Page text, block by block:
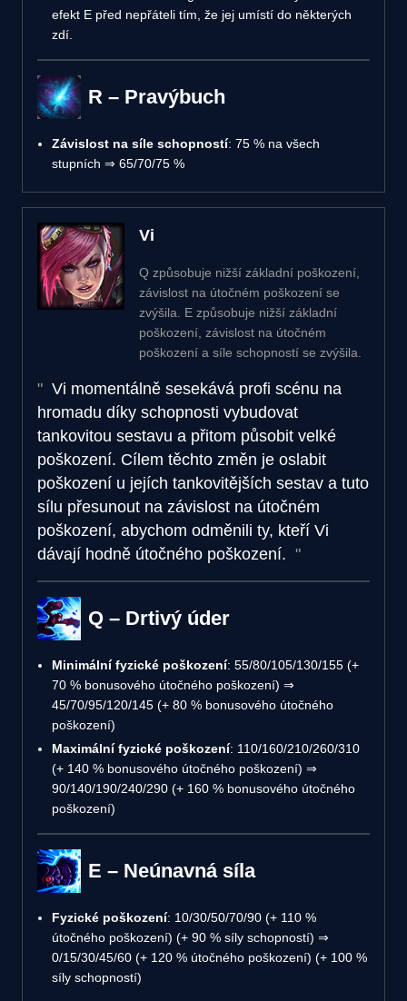
efekt E před nepřáteli tím, že jej umístí do některých
zdí.
R – Pravýbuch
Závislost na síle schopností: 75 % na všech
stupních ⇒ 65/70/75 %
Vi
Q způsobuje nižší základní poškození,
závislost na útočném poškození se
zvýšila. E způsobuje nižší základní
poškození, závislost na útočném
poškození a síle schopností se zvýšila.
Vi momentálně sesekává profi scénu na
hromadu díky schopnosti vybudovat
tankovitou sestavu a přitom působit velké
poškození. Cílem těchto změn je oslabit
poškození u jejích tankovitějších sestav a tuto
sílu přesunout na závislost na útočném
poškození, abychom odměnili ty, kteří Vi
dávají hodně útočného poškození.
Q – Drtivý úder
Minimální fyzické poškození: 55/80/105/130/155 (+
70 % bonusového útočného poškození) ⇒
45/70/95/120/145 (+ 80 % bonusového útočného
poškození)
Maximální fyzické poškození: 110/160/210/260/310
(+ 140 % bonusového útočného poškození) ⇒
90/140/190/240/290 (+ 160 % bonusového útočného
poškození)
E – Neúnavná síla
Fyzické poškození: 10/30/50/70/90 (+ 110 %
útočného poškození) (+ 90 % síly schopností) ⇒
0/15/30/45/60 (+ 120 % útočného poškození) (+ 100 %
síly schopností)